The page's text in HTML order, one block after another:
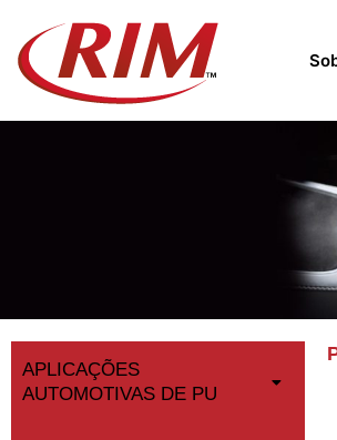
content
APLICAÇÕES
AUTOMOTIVAS DE PU